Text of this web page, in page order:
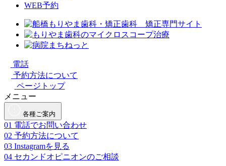
WEB予約
電話
予約方法について
ページトップ
メニュー
各種ご案内
01 電話でお問い合わせ
02 予約方法について
03 Instagramを見る
04 セカンドオピニオンのご相談